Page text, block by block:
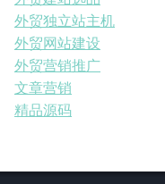
外贸独立站主机
外贸网站建设
外贸营销推广
文章营销
精品源码